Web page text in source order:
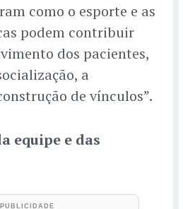
como o esporte e as
podem contribuir
dos pacientes,
a
de vínculos”.
equipe e das